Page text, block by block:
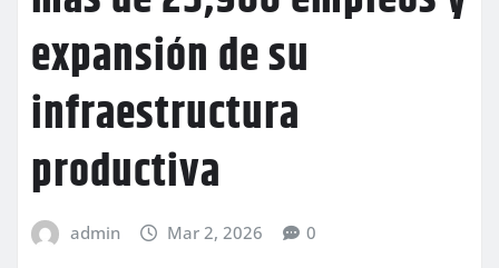
expansión de su
infraestructura
productiva
admin Mar 2, 2026 0